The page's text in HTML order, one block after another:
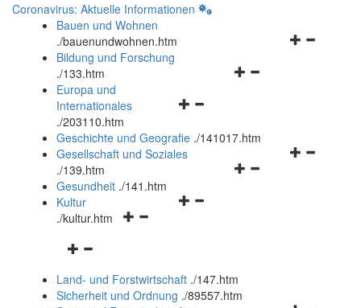
Coronavirus: Aktuelle Informationen
Bauen und Wohnen
./bauenundwohnen.htm
Navigationsmenü
Bildung und Forschung
./133.htm
Navigationsmenü
und
schließen
Europa und
Internationales
./203110.htm
Geschichte und Geografie ./141017.htm
Navigationsmenü
Gesellschaft und Soziales
./139.htm
Navigationsmenü
Gesundheit ./141.htm
Navigationsmenü
Kultur
./kultur.htm
Navigationsmenü
und
schließen
Land- und Forstwirtschaft ./147.htm
Sicherheit und Ordnung ./89557.htm